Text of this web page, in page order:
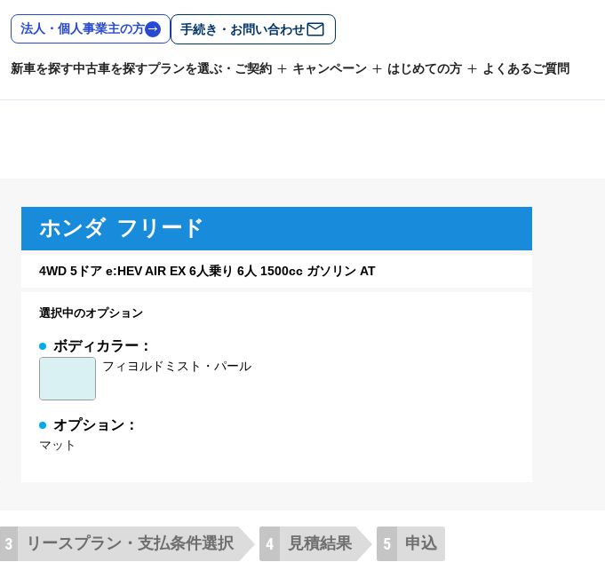
法人・個人事業主の方 手続き・お問い合わせ
新車を探す中古車を探すプランを選ぶ・ご契約 キャンペーン はじめての方 よくあるご質問
ホンダ フリード
4WD 5ドア e:HEV AIR EX 6人乗り 6人 1500cc ガソリン AT
選択中のオプション
ボディカラー：
フィヨルドミスト・パール
オプション：
マット
リースプラン・支払条件選択 見積結果 申込